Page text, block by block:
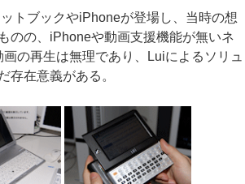
トブックやiPhoneが登場し、当時の想
のの、iPhoneや動画支援機能が無いネ
の再生は無理であり、Luiによるソリュ
存在意義がある。